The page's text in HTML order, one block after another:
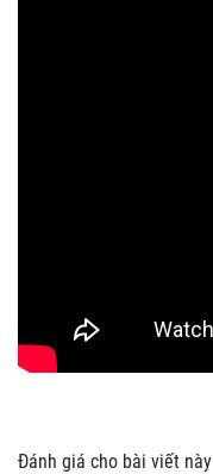
Đánh giá cho bài viết này